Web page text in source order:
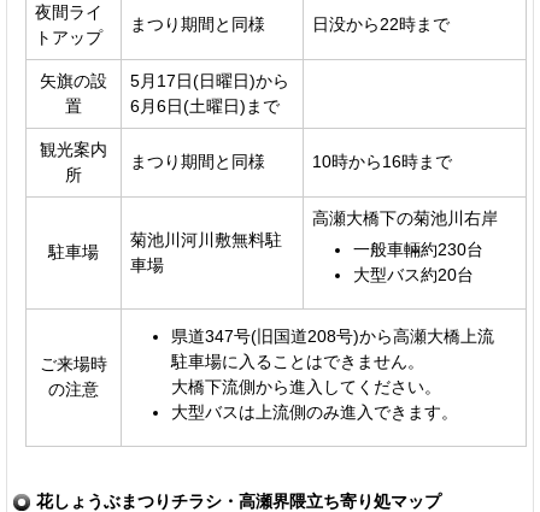
夜間ライ
トアップ
まつり期間と同様 日没から22時まで
矢旗の設
置
5月17日(日曜日)から
6月6日(土曜日)まで
観光案内
所
まつり期間と同様 10時から16時まで
駐車場
菊池川河川敷無料駐
車場
高瀬大橋下の菊池川右岸
一般車輛約230台
大型バス約20台
ご来場時
の注意
県道347号(旧国道208号)から高瀬大橋上流
駐車場に入ることはできません。
大橋下流側から進入してください。
大型バスは上流側のみ進入できます。
花しょうぶまつりチラシ・高瀬界隈立ち寄り処マップ